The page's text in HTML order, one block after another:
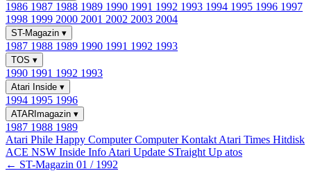
1986 1987 1988 1989 1990 1991 1992 1993 1994 1995 1996 1997
1998 1999 2000 2001 2002 2003 2004
ST-Magazin ▾
1987 1988 1989 1990 1991 1992 1993
TOS ▾
1990 1991 1992 1993
Atari Inside ▾
1994 1995 1996
ATARImagazin ▾
1987 1988 1989
Atari Phile Happy ComputerComputer Kontakt Atari Times Hitdisk
ACE NSW Inside Info Atari Update STraight Up atos
← ST-Magazin 01 / 1992